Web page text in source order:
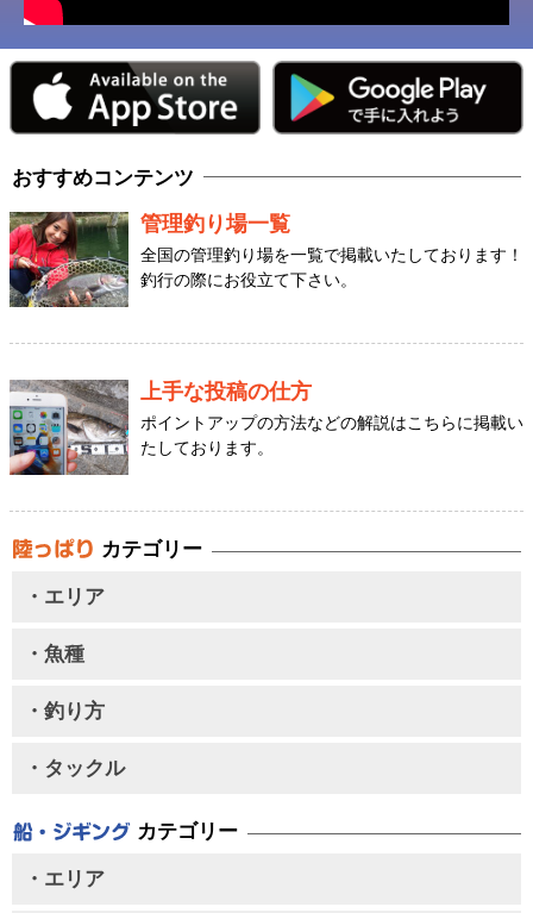
おすすめコンテンツ
管理釣り場一覧
全国の管理釣り場を一覧で掲載いたしております！
釣行の際にお役立て下さい。
上手な投稿の仕方
ポイントアップの方法などの解説はこちらに掲載い
たしております。
カテゴリー
・エリア
・魚種
・釣り方
・タックル
カテゴリー
・エリア